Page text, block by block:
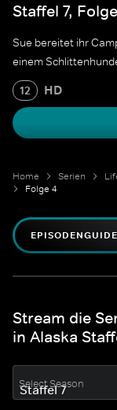
Staffel 7,
Sue bereitet ihr
einem
12 HD
Home Serien
Folge 4
EPISODENGUIDE
Stream die
in Alaska
Select Season